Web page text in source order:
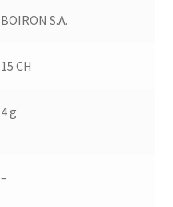
BOIRON S.A.
15 CH
4 g
–